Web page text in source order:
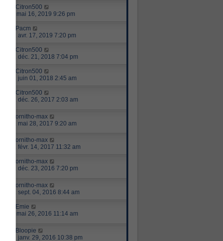
Citron500
jeu. mai 16, 2019 9:26 pm
Pacm
mer. avr. 17, 2019 7:20 pm
Citron500
ven. déc. 21, 2018 7:04 pm
Citron500
ven. juin 01, 2018 2:45 am
Citron500
mar. déc. 26, 2017 2:03 am
ornitho-max
dim. mai 28, 2017 9:20 am
ornitho-max
mar. févr. 14, 2017 11:32 am
ornitho-max
ven. déc. 23, 2016 7:20 pm
ornitho-max
dim. sept. 04, 2016 8:44 am
Emie
jeu. mai 26, 2016 11:14 am
Bloopie
ven. janv. 29, 2016 10:38 pm